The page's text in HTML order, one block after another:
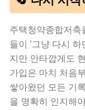
주택청약종합저축
들이 '그냥 다시 하
지만 안타깝게도
가입은 마치 처음
쌓아왔던 모든 기
을 명확히 인지해